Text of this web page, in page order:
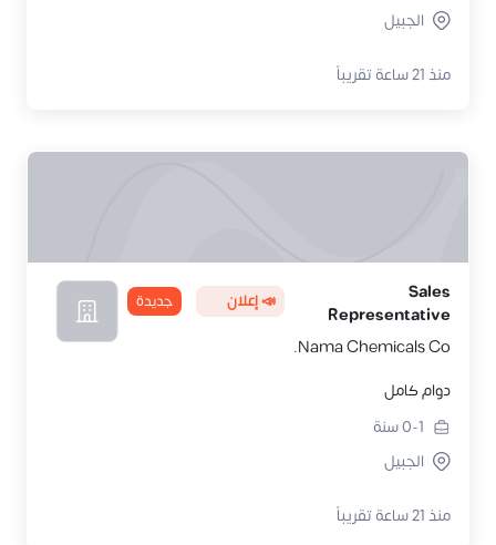
الجبيل
منذ 21 ساعة تقريباً
Sales
Representative
📣 إعلان جديدة
Nama Chemicals Co.
دوام كامل
0-1سنة
الجبيل
منذ 21 ساعة تقريباً